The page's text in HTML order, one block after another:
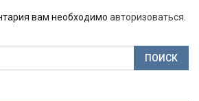
вам необходимо авторизоваться